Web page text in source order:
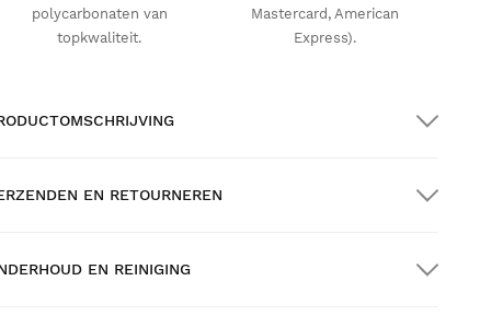
polycarbonaten van
topkwaliteit.
Mastercard, American
Express).
EN RETOURNEREN
EN REINIGING